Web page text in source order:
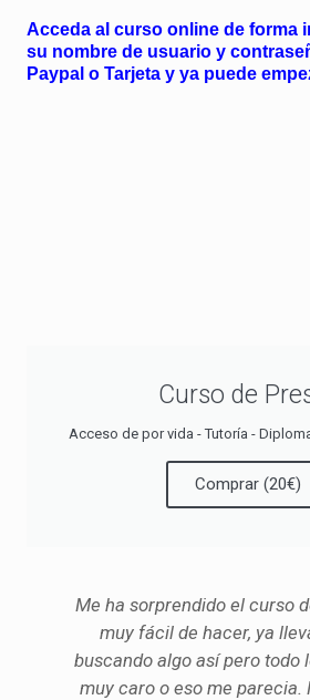
Acceda al curso online de forma
su nombre de usuario y
Paypal o Tarjeta y ya puede
Curso de
Acceso de por vida - Tutoría -
Comprar (20€)
Me ha sorprendido el curso
muy fácil de hacer, ya
buscando algo así pero todo
muy caro o eso me parecia.